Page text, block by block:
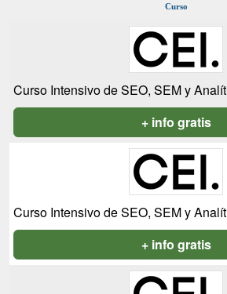
Curso
Curso Intensivo de SEO, SEM y
+ info gratis
Curso Intensivo de SEO, SEM y
+ info gratis